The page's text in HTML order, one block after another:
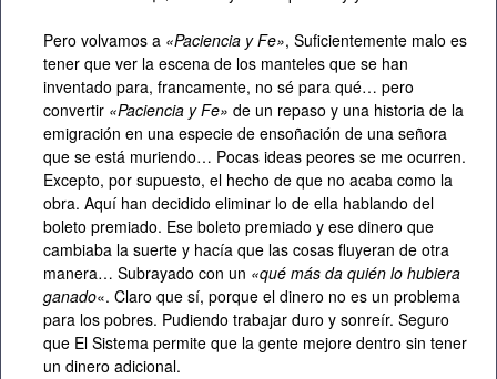
Pero volvamos a «Paciencia y Fe», Suficientemente malo es
tener que ver la escena de los manteles que se han
inventado para, francamente, no sé para qué… pero
convertir «Paciencia y Fe» de un repaso y una historia de la
emigración en una especie de ensoñación de una señora
que se está muriendo… Pocas ideas peores se me ocurren.
Excepto, por supuesto, el hecho de que no acaba como la
obra. Aquí han decidido eliminar lo de ella hablando del
boleto premiado. Ese boleto premiado y ese dinero que
cambiaba la suerte y hacía que las cosas fluyeran de otra
manera… Subrayado con un «qué más da quién lo hubiera
ganado«. Claro que sí, porque el dinero no es un problema
para los pobres. Pudiendo trabajar duro y sonreír. Seguro
que El Sistema permite que la gente mejore dentro sin tener
un dinero adicional.